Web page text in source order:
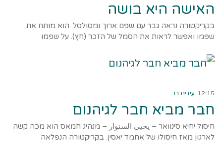
האישה היא בושה
בקריקטורה נראה גבר עם שפם ארוך ומסולסל. הוא מותח את
שפמו ואפשר לראות את הסמל של הזכר (חץ). על שפמו
12:15 עידית בר
חבר מביא חבר לגיהנום
חיסול יחיא סינוואר – يحيى السنوار – מנהיג חמאס הוא מכה קשה
לארגון מאז חיסולו של אחמד יאסין. בקריקטורה הנפלאה